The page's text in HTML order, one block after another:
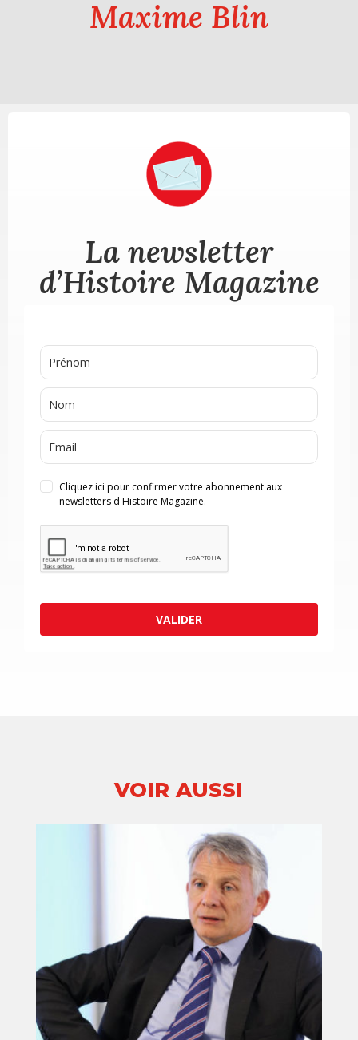
Maxime Blin
La newsletter
d’Histoire Magazine
Cliquez ici pour confirmer votre abonnement aux
newsletters d'Histoire Magazine.
VALIDER
VOIR AUSSI